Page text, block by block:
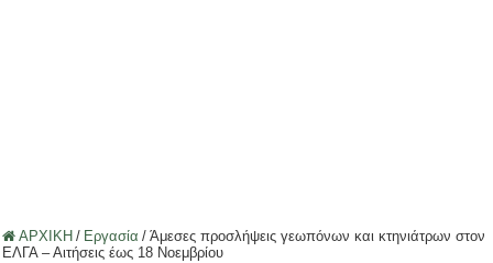
ΑΡΧΙΚΗ / Εργασία / Άμεσες προσλήψεις γεωπόνων και κτηνιάτρων στον
ΕΛΓΑ – Αιτήσεις έως 18 Νοεμβρίου